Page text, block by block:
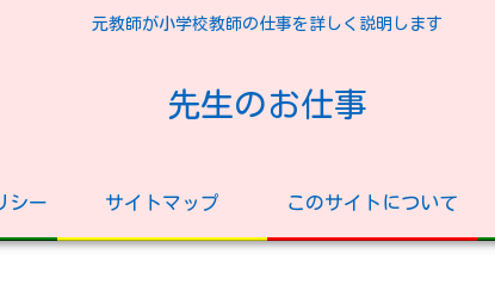
元教師が小学校教師の仕事を詳しく説明します
先生のお仕事
シー サイトマップ このサイトについて